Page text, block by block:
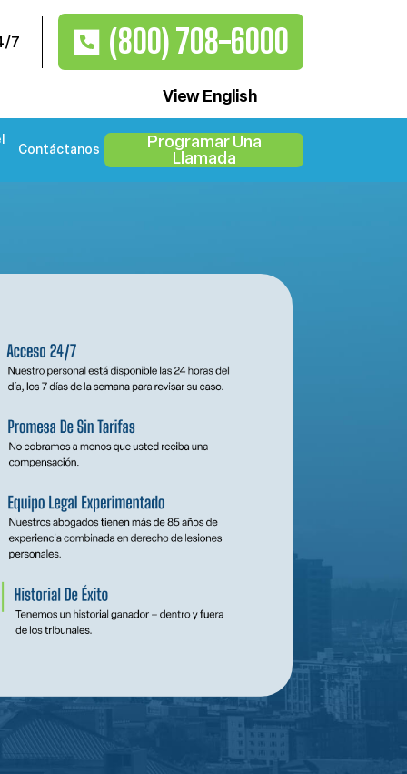
7 (800) 708-6000
View English
Contáctanos
Programar Una
Llamada